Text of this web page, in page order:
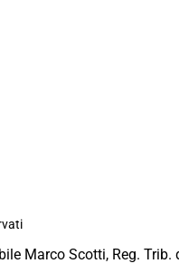
Marco Scotti, Reg. Trib.